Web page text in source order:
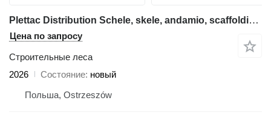
Plettac Distribution Schele, skele, andamio, scaffolding, pastoliai, tellingud, modul
Цена по запросу
Строительные леса
2026
Состояние новый
Польша, Ostrzeszów